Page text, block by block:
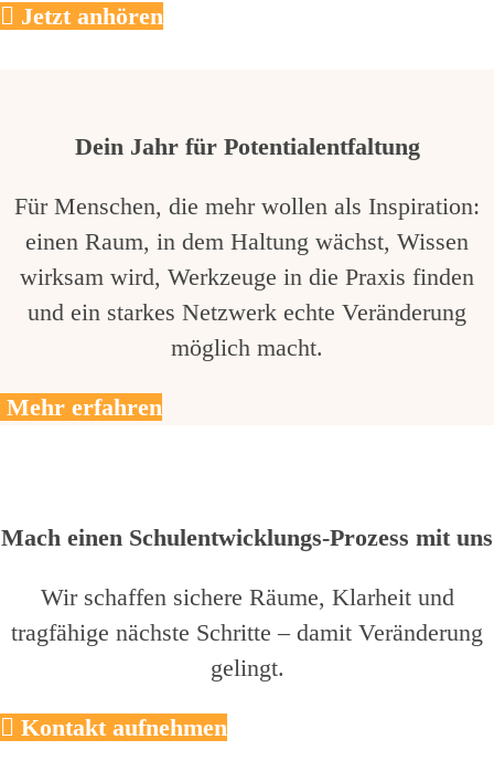
Jetzt anhören
Dein Jahr für Potentialentfaltung
Für Menschen, die mehr wollen als Inspiration:
einen Raum, in dem Haltung wächst, Wissen
wirksam wird, Werkzeuge in die Praxis finden
und ein starkes Netzwerk echte Veränderung
möglich macht.
Mehr erfahren
Mach einen Schulentwicklungs-Prozess mit uns
Wir schaffen sichere Räume, Klarheit und
tragfähige nächste Schritte – damit Veränderung
gelingt.
Kontakt aufnehmen